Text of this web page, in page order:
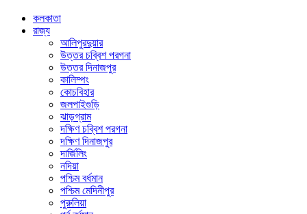
কলকাতা
রাজ্য
আলিপুরদুয়ার
উত্তর চব্বিশ পরগনা
উত্তর দিনাজপুর
কালিম্পং
কোচবিহার
জলপাইগুড়ি
ঝাড়গ্রাম
দক্ষিণ চব্বিশ পরগনা
দক্ষিণ দিনাজপুর
দার্জিলিং
নদিয়া
পশ্চিম বর্ধমান
পশ্চিম মেদিনীপুর
পুরুলিয়া